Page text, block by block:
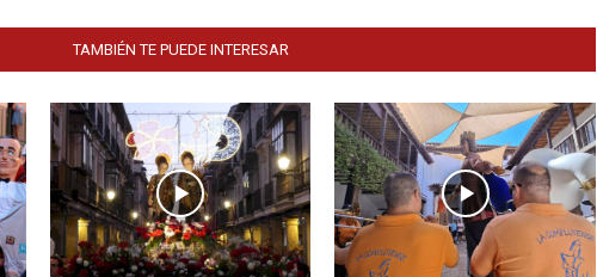
TAMBIÉN TE PUEDE INTERESAR